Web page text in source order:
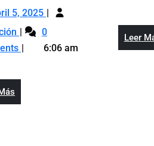
en
RD
superó
los
5, 2025 Abril
2025
Generación
eólica
0
6:06 am
Más
Leer